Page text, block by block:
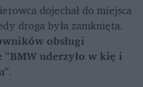
dojechał do miejsca
droga była zamknięta.
obsługi
"BMW uderzyło w kię i
.